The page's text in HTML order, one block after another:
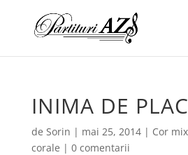
INIMA DE
de Sorin | mai 25, 2014| Cor
corale | 0 comentarii